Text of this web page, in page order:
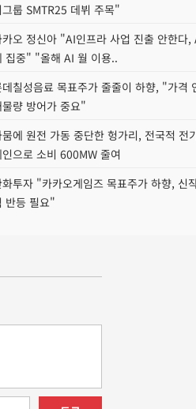
그룹 SMTR25 데뷔 주목"
카오 정신아 "AI인프라 사업 진출 안한다,
집중" "올해 AI 월 이용..
칠성음료 목표주가 줄줄이 하향, "가격
물량 방어가 중요"
뭄에 원전 가동 중단한 헝가리, 전국적 전
으로 소비 600MW 줄여
투자 "카카오게임즈 목표주가 하향, 신
반등 필요"